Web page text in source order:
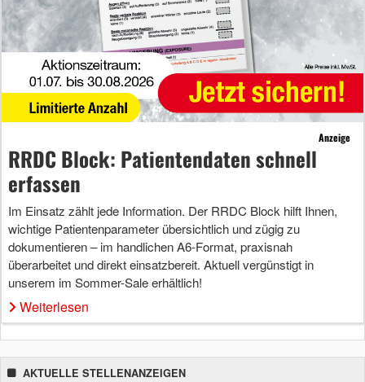
Anzeige
RRDC Block: Patientendaten schnell
erfassen
Im Einsatz zählt jede Information. Der RRDC Block hilft Ihnen,
wichtige Patientenparameter übersichtlich und zügig zu
dokumentieren – im handlichen A6-Format, praxisnah
überarbeitet und direkt einsatzbereit. Aktuell vergünstigt in
unserem im Sommer-Sale erhältlich!
Weiterlesen
AKTUELLE STELLENANZEIGEN